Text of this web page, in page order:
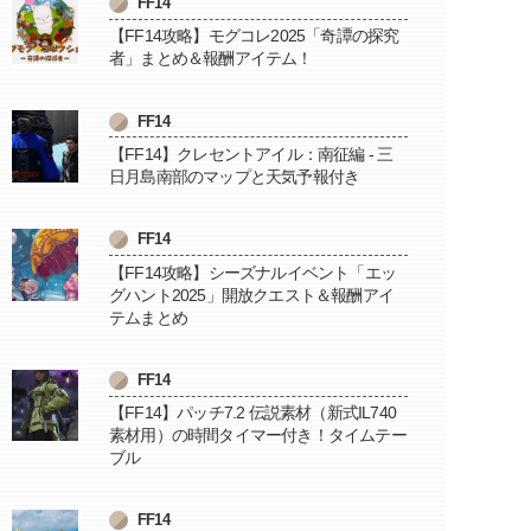
【FF14攻略】モグコレ2025「奇譚の探究
者」まとめ＆報酬アイテム！
FF14
【FF14】クレセントアイル：南征編 - 三
日月島南部のマップと天気予報付き
FF14
【FF14攻略】シーズナルイベント「エッ
グハント2025」開放クエスト＆報酬アイ
テムまとめ
FF14
【FF14】パッチ7.2 伝説素材（新式IL740
素材用）の時間タイマー付き！タイムテー
ブル
FF14